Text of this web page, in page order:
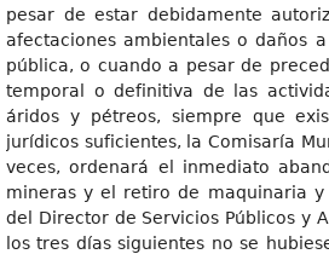
pesar de estar debidamente
afectaciones ambientales o daños
pública, o cuando a pesar de
temporal o definitiva de las
áridos y pétreos, siempre que
jurídicos suficientes, la Comisaría
veces, ordenará el inmediato
mineras y el retiro de maquinaria
del Director de Servicios Públicos y
los tres días siguientes no se